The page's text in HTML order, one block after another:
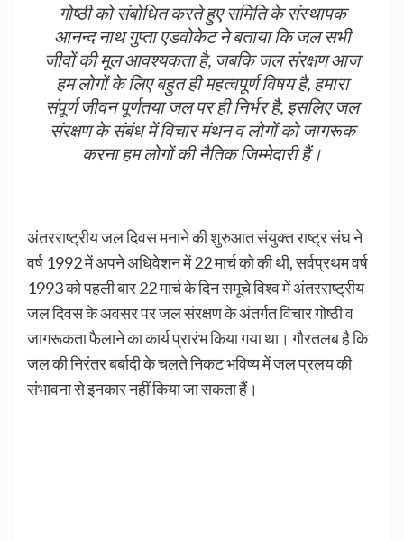
गोष्ठी को संबोधित करते हुए समिति के संस्थापक
आनन्द नाथ गुप्ता एडवोकेट ने बताया कि जल सभी
जीवों की मूल आवश्यकता है, जबकि जल संरक्षण आज
हम लोगों के लिए बहुत ही महत्वपूर्ण विषय है, हमारा
संपूर्ण जीवन पूर्णतया जल पर ही निर्भर है, इसलिए जल
संरक्षण के संबंध में विचार मंथन व लोगों को जागरूक
करना हम लोगों की नैतिक जिम्मेदारी हैं।
अंतरराष्ट्रीय जल दिवस मनाने की शुरुआत संयुक्त राष्ट्र संघ ने
वर्ष 1992 में अपने अधिवेशन में 22 मार्च को की थी, सर्वप्रथम वर्ष
1993 को पहली बार 22 मार्च के दिन समूचे विश्व में अंतरराष्ट्रीय
जल दिवस के अवसर पर जल संरक्षण के अंतर्गत विचार गोष्ठी व
जागरूकता फैलाने का कार्य प्रारंभ किया गया था। गौरतलब है कि
जल की निरंतर बर्बादी के चलते निकट भविष्य में जल प्रलय की
संभावना से इनकार नहीं किया जा सकता हैं।